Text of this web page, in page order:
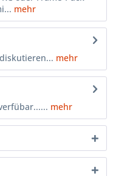
mehr
mehr
mehr